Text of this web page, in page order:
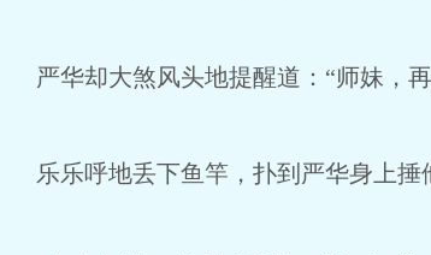
严华却大煞风头地提醒道：“师妹，再
乐乐呼地丢下鱼竿，扑到严华身上捶